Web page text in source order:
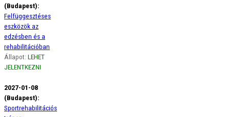
(Budapest):
Felfüggesztéses
eszközök az
edzésben és a
rehabilitációban
Állapot: LEHET
JELENTKEZNI
2027-01-08
(Budapest):
Sportrehabilitációs